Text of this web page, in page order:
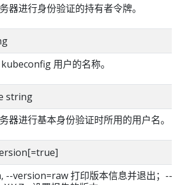
器进行身份验证的持有者令牌。
用户的名称。
string
器进行基本身份验证时所用的用户名。
--version=raw 打印版本信息并退出；--